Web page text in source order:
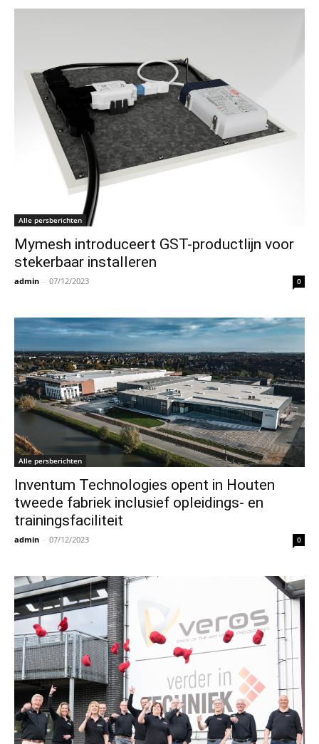
Alle persberichten
Mymesh introduceert GST-productlijn voor
stekerbaar installeren
admin - 07/12/2023 0
Alle persberichten
Inventum Technologies opent in Houten
tweede fabriek inclusief opleidings- en
trainingsfaciliteit
admin - 07/12/2023 0